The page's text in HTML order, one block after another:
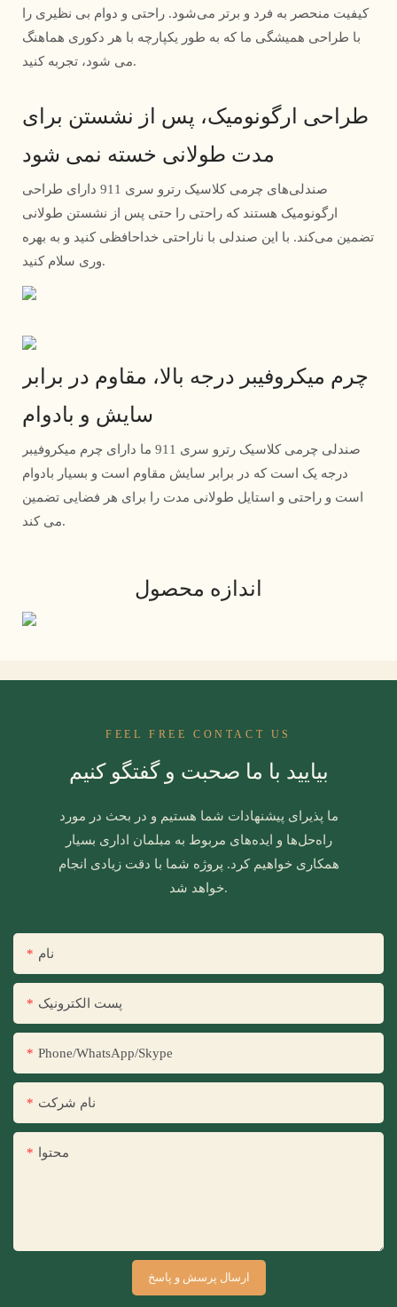
کیفیت منحصر به فرد و برتر می‌شود. راحتی و دوام بی نظیری را
با طراحی همیشگی ما که به طور یکپارچه با هر دکوری هماهنگ
می شود، تجربه کنید.
طراحی ارگونومیک، پس از نشستن برای
مدت طولانی خسته نمی شود
صندلی‌های چرمی کلاسیک رترو سری 911 دارای طراحی
ارگونومیک هستند که راحتی را حتی پس از نشستن طولانی
تضمین می‌کند. با این صندلی با ناراحتی خداحافظی کنید و به بهره
وری سلام کنید.
چرم میکروفیبر درجه بالا، مقاوم در برابر
سایش و بادوام
صندلی چرمی کلاسیک رترو سری 911 ما دارای چرم میکروفیبر
درجه یک است که در برابر سایش مقاوم است و بسیار بادوام
است و راحتی و استایل طولانی مدت را برای هر فضایی تضمین
می کند.
اندازه محصول
FEEL FREE CONTACT US
بیایید با ما صحبت و گفتگو کنیم
ما پذیرای پیشنهادات شما هستیم و در بحث در مورد
راه‌حل‌ها و ایده‌های مربوط به مبلمان اداری بسیار
همکاری خواهیم کرد. پروژه شما با دقت زیادی انجام
خواهد شد.
نام
پست الکترونیک
Phone/WhatsApp/Skype
نام شرکت
محتوا
ارسال پرسش و پاسخ